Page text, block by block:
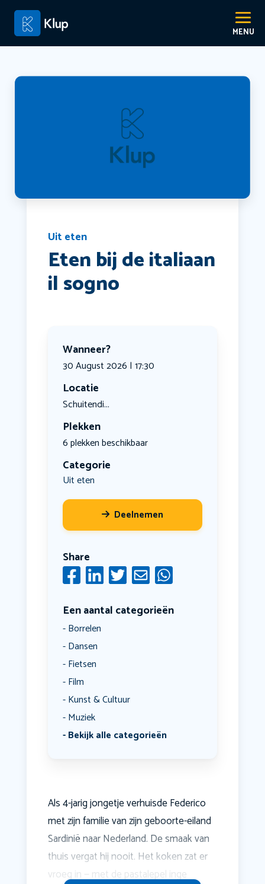
Uit eten
Eten bij de italiaan
il sogno
Wanneer?
30 August 2026 | 17:30
Locatie
Schuitendi...
Plekken
6 plekken beschikbaar
Categorie
Uit eten
Deelnemen
Share
Een aantal categorieën
Borrelen
Dansen
Fietsen
Film
Kunst & Cultuur
Muziek
Bekijk alle categorieën
Als 4-jarig jongetje verhuisde Federico
met zijn familie van zijn geboorte-eiland
Sardinië naar Nederland. De smaak van
thuis vergat hij nooit. Het koken zat er
vroeg in — met de pastalepel inge